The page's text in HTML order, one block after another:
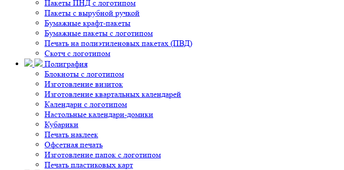
Пакеты ПНД с логотипом
Пакеты с вырубной ручкой
Бумажные крафт-пакеты
Бумажные пакеты с логотипом
Печать на полиэтиленовых пакетах (ПВД)
Скотч с логотипом
Полиграфия
Блокноты с логотипом
Изготовление визиток
Изготовление квартальных календарей
Календари с логотипом
Настольные календари-домики
Кубарики
Печать наклеек
Офсетная печать
Изготовление папок с логотипом
Печать пластиковых карт